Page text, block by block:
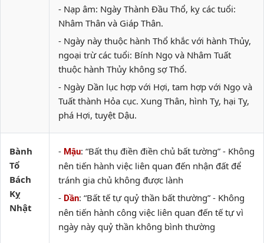
- Nạp âm: Ngày Thành Đầu Thổ, kỵ các tuổi:
Nhâm Thân và Giáp Thân.
- Ngày này thuộc hành Thổ khắc với hành Thủy,
ngoại trừ các tuổi: Bính Ngọ và Nhâm Tuất
thuộc hành Thủy không sợ Thổ.
- Ngày Dần lục hợp với Hợi, tam hợp với Ngọ và
Tuất thành Hỏa cục. Xung Thân, hình Tỵ, hại Tỵ,
phá Hợi, tuyệt Dậu.
Bành
Tổ
Bách
Kỵ
Nhật
- Mậu: “Bất thụ điền điền chủ bất tường” - Không
nên tiến hành việc liên quan đến nhận đất để
tránh gia chủ không được lành
- Dần: “Bất tế tự quỷ thần bất thường” - Không
nên tiến hành công việc liên quan đến tế tự vì
ngày này quỷ thần không bình thường